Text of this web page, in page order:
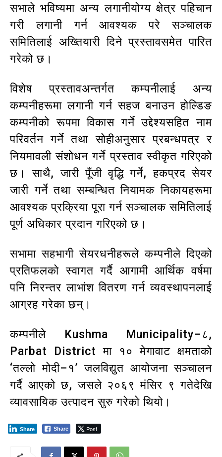
सभाले भविष्यमा अन्य लगानीयोग्य क्षेत्र पहिचान
गरी लगानी गर्न आवश्यक परे सञ्चालक
समितिलाई अख्तियारी दिने प्रस्तावसमेत पारित
गरेको छ।
विशेष प्रस्तावअन्तर्गत कम्पनीलाई अन्य
कम्पनीहरूमा लगानी गर्न सहज बनाउन होल्डिङ
कम्पनीको रूपमा विकास गर्ने उद्देश्यसहित नाम
परिवर्तन गर्ने तथा सोहीअनुसार प्रबन्धपत्र र
नियमावली संशोधन गर्ने प्रस्ताव स्वीकृत गरिएको
छ। साथै, जारी पूँजी वृद्धि गर्ने, हकप्रद सेयर
जारी गर्ने तथा सम्बन्धित नियामक निकायहरूमा
आवश्यक प्रक्रिया पूरा गर्न सञ्चालक समितिलाई
पूर्ण अधिकार प्रदान गरिएको छ।
सभामा सहभागी सेयरधनीहरूले कम्पनीले दिएको
प्रतिफलको स्वागत गर्दै आगामी आर्थिक वर्षमा
पनि निरन्तर लाभांश वितरण गर्न व्यवस्थापनलाई
आग्रह गरेका छन्।
कम्पनीले Kushma Municipality–८,
Parbat District मा १० मेगावाट क्षमताको
‘तल्लो मोदी–१’ जलविद्युत आयोजना सञ्चालन
गर्दै आएको छ, जसले २०६९ मंसिर ९ गतेदेखि
व्यावसायिक उत्पादन सुरु गरेको थियो।
Share Post
Share